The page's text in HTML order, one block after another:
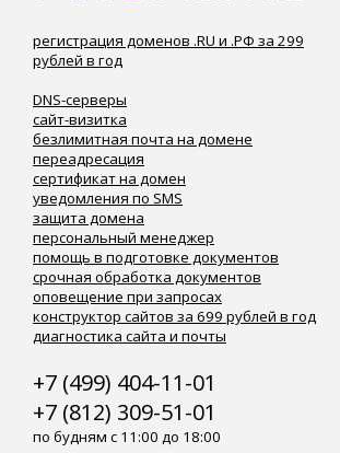
регистрация доменов .RU и .РФ за 299
рублей в год
DNS-серверы
сайт-визитка
безлимитная почта на домене
переадресация
сертификат на домен
уведомления по SMS
защита домена
персональный менеджер
помощь в подготовке документов
срочная обработка документов
оповещение при запросах
конструктор сайтов за 699 рублей в год
диагностика сайта и почты
+7 (499) 404-11-01
+7 (812) 309-51-01
по будням с 11:00 до 18:00